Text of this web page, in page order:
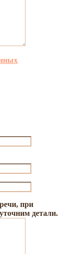
при
детали.